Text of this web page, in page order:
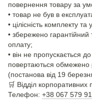
повернення товару за
• товар не був в
• цілісність комплекту
• збережено
оплату;
• він не пропускається
повертаються обмежено
(постанова від 19
🛒 Відділ корпоративних
Телефон: +38 067 579